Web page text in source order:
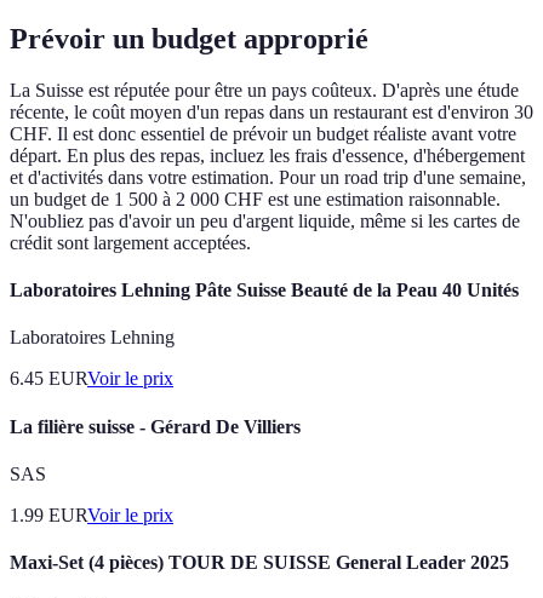
Prévoir un budget approprié
La Suisse est réputée pour être un pays coûteux. D'après une étude
récente, le coût moyen d'un repas dans un restaurant est d'environ 30
CHF. Il est donc essentiel de prévoir un budget réaliste avant votre
départ. En plus des repas, incluez les frais d'essence, d'hébergement
et d'activités dans votre estimation. Pour un road trip d'une semaine,
un budget de 1 500 à 2 000 CHF est une estimation raisonnable.
N'oubliez pas d'avoir un peu d'argent liquide, même si les cartes de
crédit sont largement acceptées.
Laboratoires Lehning Pâte Suisse Beauté de la Peau 40 Unités
Laboratoires Lehning
6.45 EURVoir le prix
La filière suisse - Gérard De Villiers
SAS
1.99 EURVoir le prix
Maxi-Set (4 pièces) TOUR DE SUISSE General Leader 2025